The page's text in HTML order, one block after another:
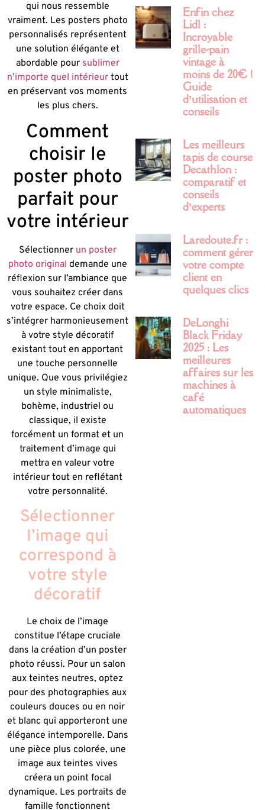
qui nous ressemble
vraiment. Les posters photo
personnalisés représentent
une solution élégante et
abordable pour sublimer
n’importe quel intérieurtout
en préservant vos moments
les plus chers.
Comment
choisir le
poster photo
parfait pour
votre intérieur
Sélectionner un poster
photo original demande une
réflexion sur l’ambiance que
vous souhaitez créer dans
votre espace. Ce choix doit
s’intégrer harmonieusement
à votre style décoratif
existant tout en apportant
une touche personnelle
unique. Que vous privilégiez
un style minimaliste,
bohème, industriel ou
classique, il existe
forcément un format et un
traitement d’image qui
mettra en valeur votre
intérieur tout en reflétant
votre personnalité.
Sélectionner
l’image qui
correspond à
votre style
décoratif
Le choix de l’image
constitue l’étape cruciale
dans la création d’un poster
photo réussi. Pour un salon
aux teintes neutres, optez
pour des photographies aux
couleurs douces ou en noir
et blanc qui apporteront une
élégance intemporelle. Dans
une pièce plus colorée, une
image aux teintes vives
créera un point focal
dynamique. Les portraits de
famille fonctionnent
Enfin chez
Lidl :
Incroyable
grille-pain
vintage à
moins de 20€ !
Guide
d’utilisation et
conseils
Les meilleurs
tapis de course
Decathlon :
comparatif et
conseils
d’experts
Laredoute.fr :
comment gérer
votre compte
client en
quelques clics
DeLonghi
Black Friday
2025 : Les
meilleures
affaires sur les
machines à
café
automatiques